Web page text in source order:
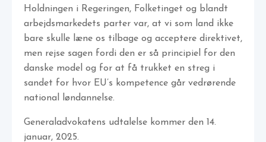
Holdningen i Regeringen, Folketinget og blandt
arbejdsmarkedets parter var, at vi som land ikke
bare skulle læne os tilbage og acceptere direktivet,
men rejse sagen fordi den er så principiel for den
danske model og for at få trukket en streg i
sandet for hvor EU’s kompetence går vedrørende
national løndannelse.
Generaladvokatens udtalelse kommer den 14.
januar, 2025.